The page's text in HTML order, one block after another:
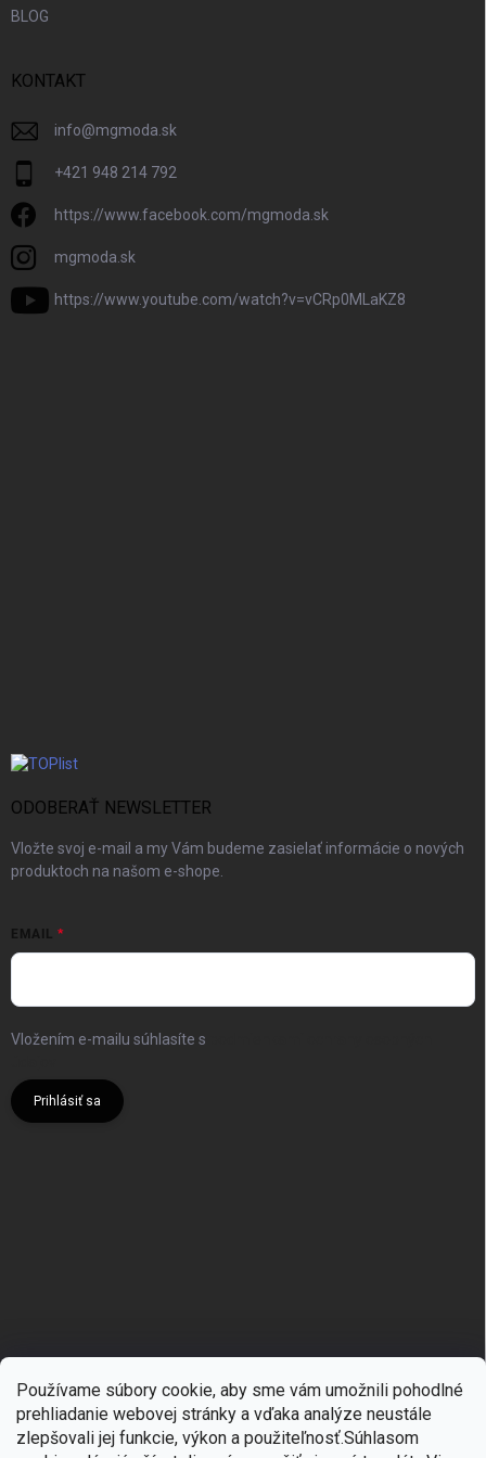
Používame súbory cookie, aby sme vám umožnili pohodlné
prehliadanie webovej stránky a vďaka analýze neustále
zlepšovali jej funkcie, výkon a použiteľnosť.Súhlasom
BLOG
KONTAKT
info@mgmoda.sk
+421 948 214 792
https://www.facebook.com/mgmoda.sk
mgmoda.sk
https://www.youtube.com/watch?v=vCRp0MLaKZ8
ODOBERAŤ NEWSLETTER
Vložte svoj e-mail a my Vám budeme zasielať informácie o nových
produktoch na našom e-shope.
EMAIL
Vložením e-mailu súhlasíte s
Prihlásiť sa